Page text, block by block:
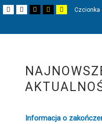
Domyślny
kontrast
Nocny
kontrast
Czarno-
biały
Czarno-
żółty
Żółto-
biały
Czcionka
PROJEKTY O NAS
Informacja o